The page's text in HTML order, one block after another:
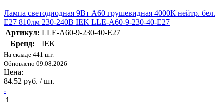
Лампа светодиодная 9Вт A60 грушевидная 4000К нейтр. бел.
E27 810лм 230-240В IEK LLE-A60-9-230-40-E27
Артикул: LLE-A60-9-230-40-E27
Бренд:
IEK
На складе 441 шт.
Обновлено 09.08.2026
Цена:
84.52 руб. / шт.
-